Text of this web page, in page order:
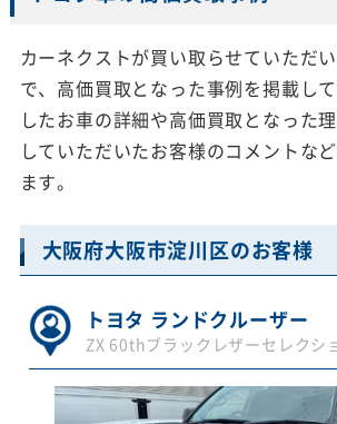
カーネクストが買い取らせていただ
で、高価買取となった事例を掲載し
したお車の詳細や高価買取となった
していただいたお客様のコメントな
ます。
大阪府大阪市淀川区のお客様
トヨタ ランドクルーザー
ZX 60thブラックレザーセレクシ